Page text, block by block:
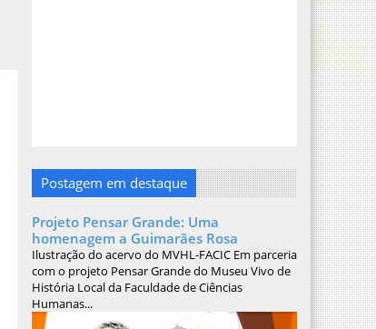
Postagem em destaque
Projeto Pensar Grande: Uma
homenagem a Guimarães Rosa
Ilustração do acervo do MVHL-FACIC Em parceria
com o projeto Pensar Grande do Museu Vivo de
História Local da Faculdade de Ciências
Humanas...